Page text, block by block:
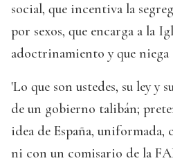
social, que incentiva la
por sexos, que encarga a la
adoctrinamiento y que niega
'Lo que son ustedes, su ley y
de un gobierno talibán;
idea de España,
ni con un comisario de la